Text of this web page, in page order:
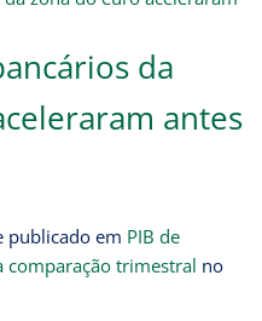
da
antes
publicado em PIB de
comparação trimestral no